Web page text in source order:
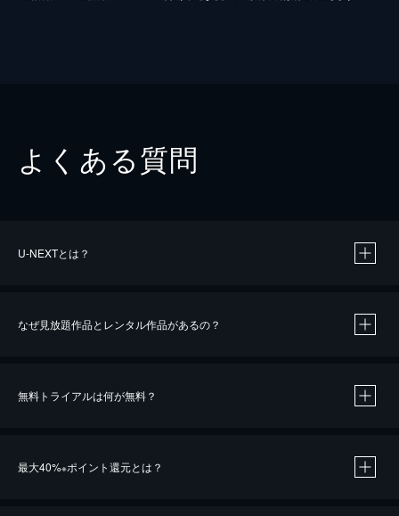
よくある質問
U-NEXTとは？
なぜ見放題作品とレンタル作品があるの？
無料トライアルは何が無料？
最大40%※ポイント還元とは？